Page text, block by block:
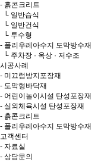
- 흙콘크리트
└ 일반습식
└ 일반건식
└ 투수형
- 폴리우레아수지 도막방수재
└ 주차장 · 옥상 · 저수조
시공사례
- 미끄럼방지포장재
- 도막형바닥재
- 어린이놀이시설 탄성포장재
- 실외체육시설 탄성포장재
- 흙콘크리트
- 폴리우레아수지 도막방수재
고객센터
- 자료실
- 상담문의